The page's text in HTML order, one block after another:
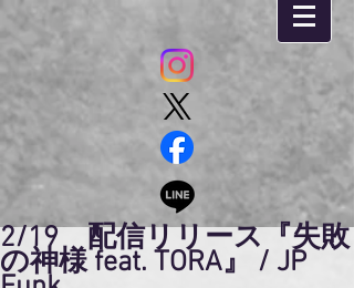
2/19 配信リリース『失敗
の神様 feat. TORA』 / JP